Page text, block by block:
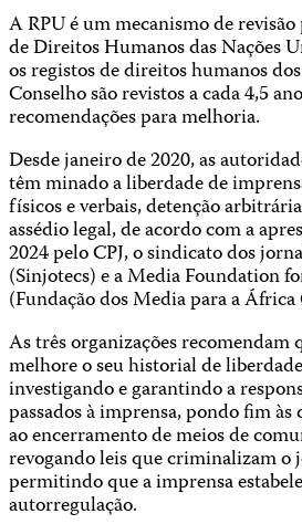
A RPU é um mecanismo de
de Direitos Humanos das Nações
os registos de direitos humanos
Conselho são revistos a cada 4,5
recomendações para melhoria.
Desde janeiro de 2020, as
têm minado a liberdade de
físicos e verbais, detenção
assédio legal, de acordo com a
2024 pelo CPJ, o sindicato dos
(Sinjotecs) e a Media Foundation
(Fundação dos Media para a
As três organizações recomendam
melhore o seu historial de
investigando e garantindo a
passados à imprensa, pondo fim
ao encerramento de meios de
revogando leis que criminalizam o
permitindo que a imprensa
autorregulação.